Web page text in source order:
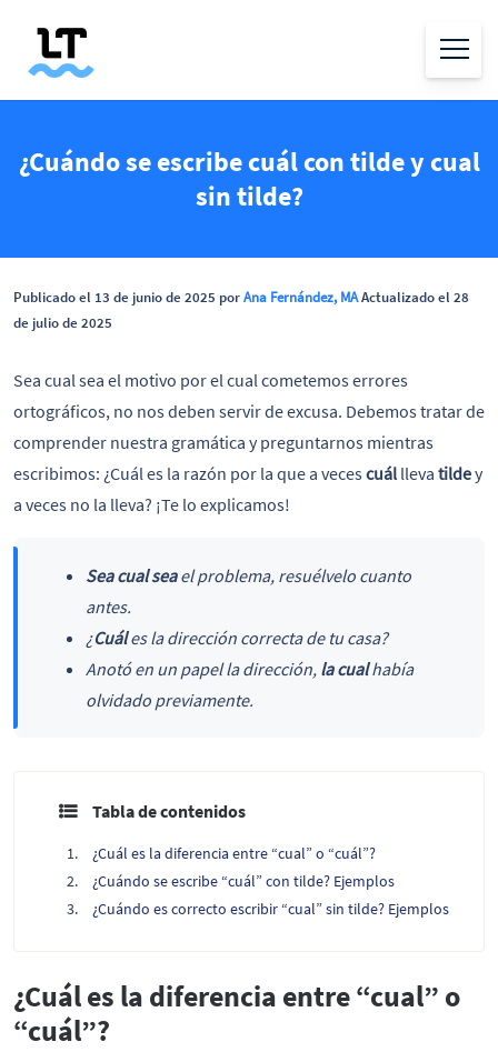
¿Cuándo se escribe cuál con tilde y cual
sin tilde?
Publicado el 13 de junio de 2025 porAna Fernández, MAActualizado el 28
de julio de 2025
Sea cual sea el motivo por el cual cometemos errores
ortográficos, no nos deben servir de excusa. Debemos tratar de
comprender nuestra gramática y preguntarnos mientras
escribimos: ¿Cuál es la razón por la que a vecescuál lleva tildey
a veces no la lleva? ¡Te lo explicamos!
Sea cual seael problema, resuélvelo cuanto
antes.
¿Cuáles la dirección correcta de tu casa?
Anotó en un papel la dirección, la cualhabía
olvidado previamente.
Tabla de contenidos
¿Cuál es la diferencia entre “cual” o “cuál”?
¿Cuándo se escribe “cuál” con tilde? Ejemplos
¿Cuándo es correcto escribir “cual” sin tilde? Ejemplos
¿Cuál es la diferencia entre “cual” o
“cuál”?